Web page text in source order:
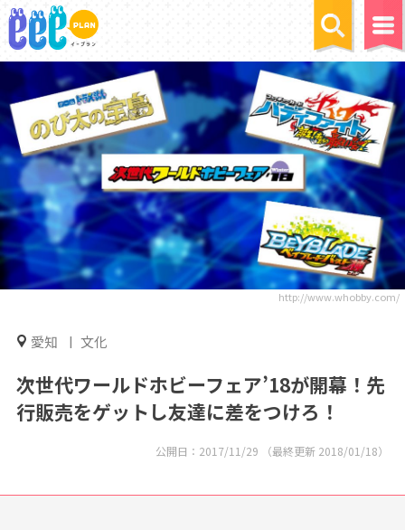
http://www.whobby.com/
愛知 文化
次世代ワールドホビーフェア’18が開幕！先
行販売をゲットし友達に差をつけろ！
公開日： 2017/11/29 （最終更新 2018/01/18）